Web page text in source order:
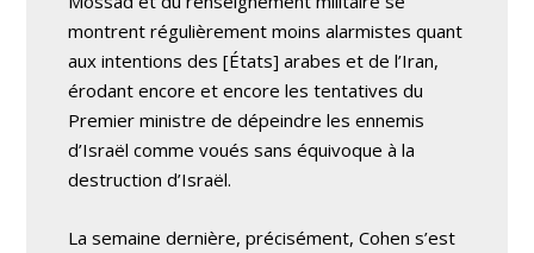
montrent régulièrement moins alarmistes quant
aux intentions des [États] arabes et de l’Iran,
érodant encore et encore les tentatives du
Premier ministre de dépeindre les ennemis
d’Israël comme voués sans équivoque à la
destruction d’Israël.
La semaine dernière, précisément, Cohen s’est